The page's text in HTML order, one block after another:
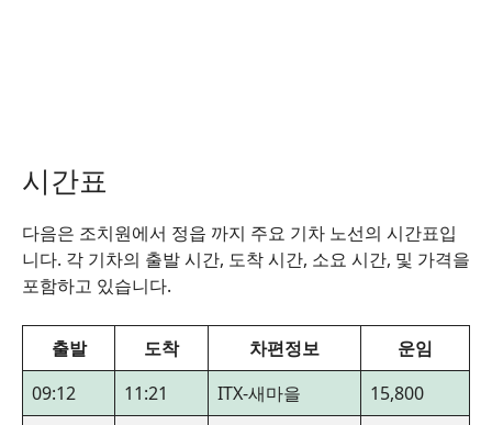
시간표
다음은 조치원에서 정읍 까지 주요 기차 노선의 시간표입
니다. 각 기차의 출발 시간, 도착 시간, 소요 시간, 및 가격을
포함하고 있습니다.
출발 도착 차편정보
운임
09:12
11:21 ITX-새마을
15,800